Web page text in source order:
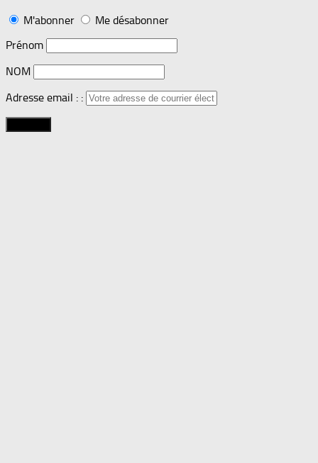
M'abonner
Me désabonner
Prénom
NOM
Adresse email : :